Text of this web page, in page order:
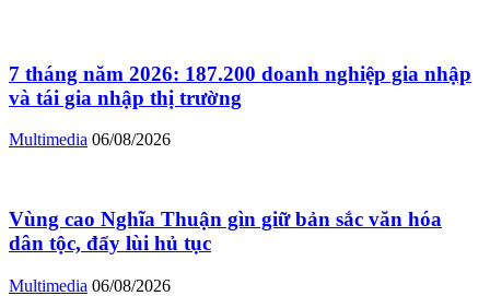
7 tháng năm 2026: 187.200 doanh nghiệp gia nhập
và tái gia nhập thị trường
Multimedia 06/08/2026
Vùng cao Nghĩa Thuận gìn giữ bản sắc văn hóa
dân tộc, đẩy lùi hủ tục
Multimedia 06/08/2026